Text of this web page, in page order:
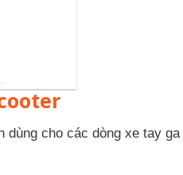
dùng cho các dòng xe tay ga